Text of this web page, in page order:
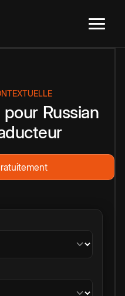
pour Russian